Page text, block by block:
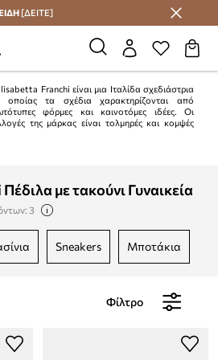
με το Answear Club
[ΔΕΙΤΕ]
Franchi είναι μια Ιταλίδα σχεδιάστρια
οποίας τα σχέδια χαρακτηρίζονται από
φόρμες και καινοτόμες ιδέες. Οι
της μάρκας είναι τολμηρές και κομψές
με τακούνι Γυναικεία
3
sneakers μποτάκια
Φίλτρο